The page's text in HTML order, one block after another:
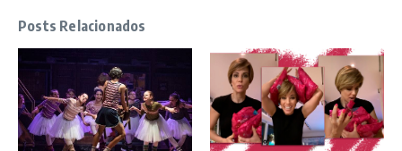
Posts Relacionados